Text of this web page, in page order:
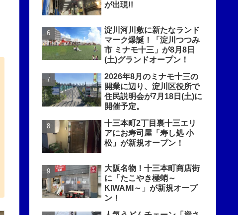
が出現!!
淀川河川敷に新たなランド
マーク爆誕！「淀川つつみ
市 ミナモ十三」が8月8日
(土)グランドオープン！
2026年8月のミナモ十三の
開業に辺り、淀川区役所で
住民説明会が7月18日(土)に
開催予定。
十三本町2丁目裏十三エリ
アにお寿司屋「寿し処 小
松」が新規オープン！
大阪名物！十三本町商店街
に「たこやき極蛸～
KIWAMI～」が新規オープ
ン！